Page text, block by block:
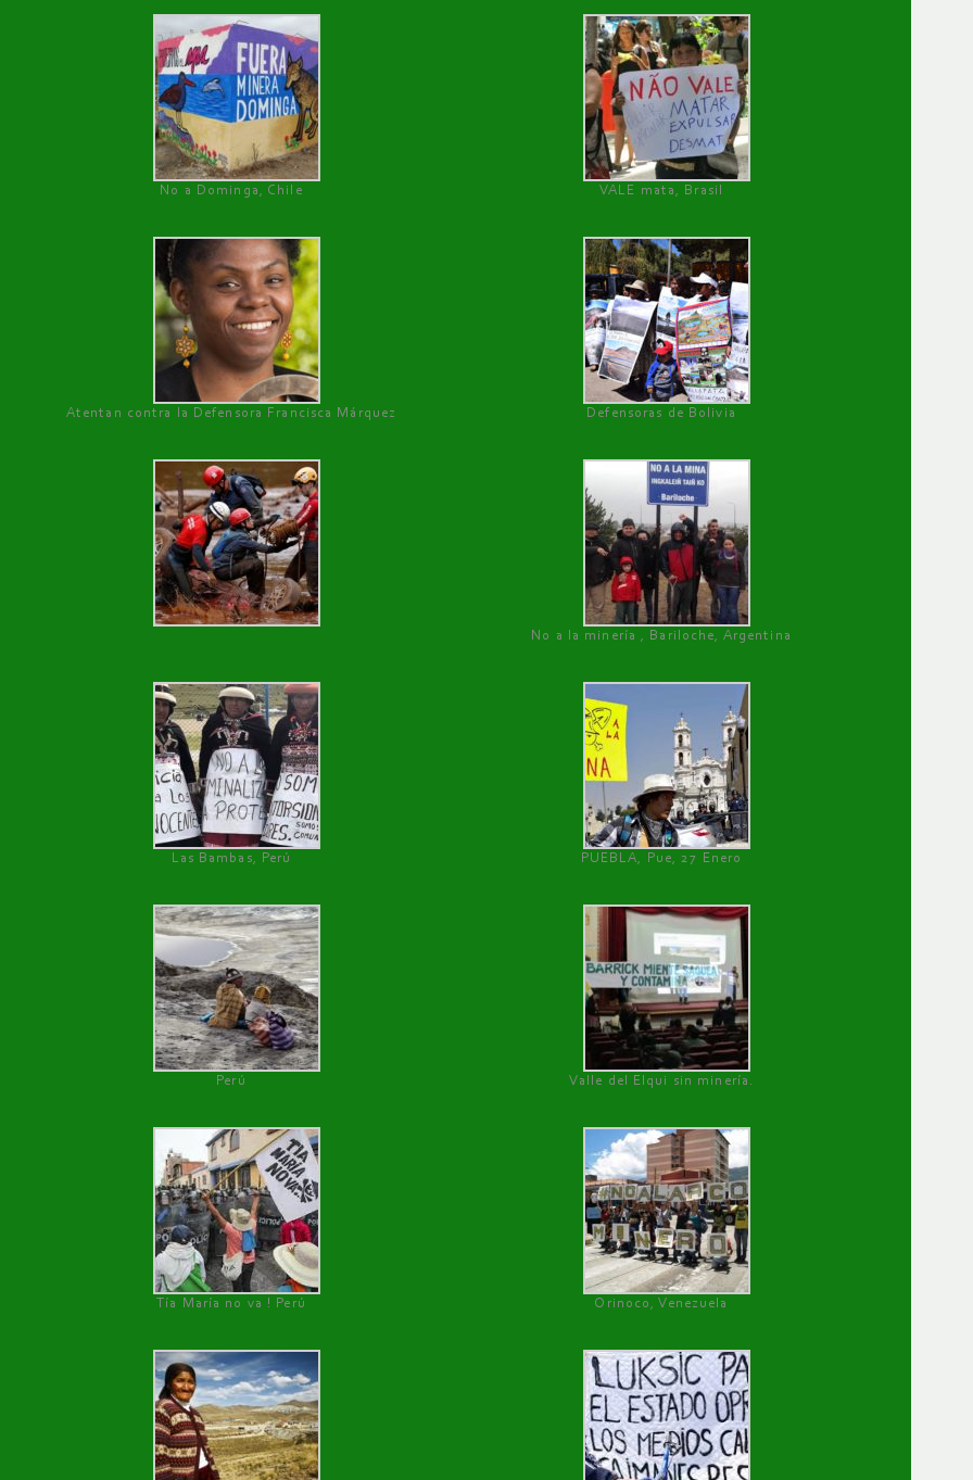
No a Dominga, Chile
VALE mata, Brasil
Atentan contra la Defensora Francisca Márquez Defensoras de Bolivia
No a la minería , Bariloche, Argentina
Las Bambas, Perú PUEBLA, Pue, 27 Enero
Perú Valle del Elqui sin minería.
Tía María no va ! Perú Orinoco, Venezuela